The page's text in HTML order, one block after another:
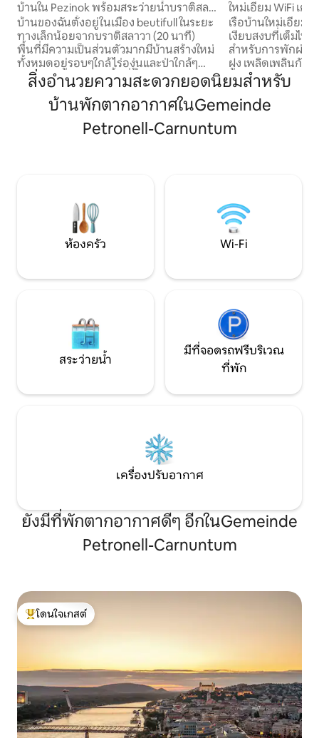
บ้านใน Pezinok พร้อมสระว่ายน้ำบราติสลา
วา
บ้านของฉันตั้งอยู่ในเมือง beutifull ในระยะ
ทางเล็กน้อยจากบราติสลาวา (20 นาที)
พื้นที่มีความเป็นส่วนตัวมากมีบ้านสร้างใหม่
ทั้งหมดอยู่รอบๆใกล้ไร่องุ่นและป่าใกล้ๆ
เหมาะสำหรับ 6 คน พื้นที่ชั้นล่างประกอบ
ด้วยพื้นที่นั่งเล่นเปิดโล่งขนาดใหญ่หนึ่งห้อง
พร้อมโซฟาขนาดใหญ่โทรทัศน์และห้องครัว
เตาอบไมโครเวฟและเครื่องใช้ไฟฟ้าทั้งหมด
เดียวสำหรับวันหยุดหรือการเดินทางเพื่อ
ธุรกิจเหมาะสำหรับการเข้าพัก 2 -3 วันและ
การเข้าพักระยะยาว ด้านนอกมีสวนขนาด
ใหญ่พร้อมสระว่ายน้ำขนาดเล็กลานขนาด
รักสำหรับวันฤดูร้อน
ใหม่เอี่ยม WiFi เค
อาบแดด วิวกว้าง
เรือบ้านใหม่เอี่ยมบ
เงียบสงบที่เต็มไป
สำหรับการพักผ่อ
ฝูง เพลิดเพลินกับ
ให้อาหารเป็ด เล่
ผ่อนในห้องนั่งเล่น
100 ตร.ม. - ห้อง
Wi-Fi ความเร็วสูง
สิ่งอำนวยความสะดวกยอดนิยมสำหรับ
บ้านพักตากอากาศในGemeinde
Petronell-Carnuntum
ห้องครัว Wi-Fi
สระว่ายน้ำ
มีที่จอดรถฟรีบริเวณ
ที่พัก
เครื่องปรับอากาศ
ยังมีที่พักตากอากาศดีๆ อีกในGemeinde
Petronell-Carnuntum
โดนใจเกสต์ที่สุด
โดนใจเกสต์